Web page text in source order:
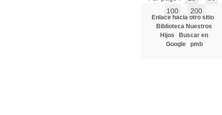
100
200
Enlace hacia otro sitio
Biblioteca Nuestros
Hijos
Buscar en
Google
pmb